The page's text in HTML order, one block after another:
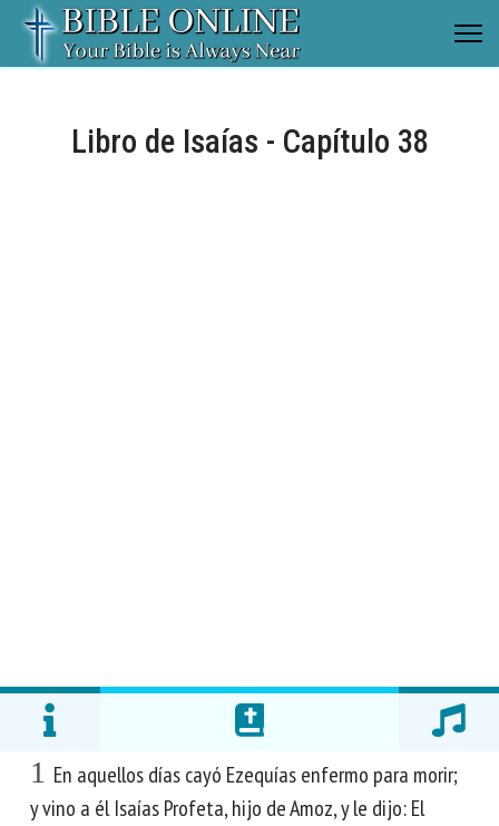
Libro de Isaías - Capítulo 38
1 En aquellos días cayó Ezequías enfermo para morir;
y vino a él Isaías Profeta, hijo de Amoz, y le dijo: El